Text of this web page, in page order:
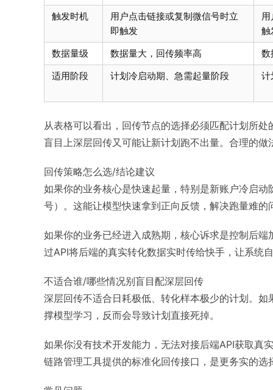
触发时机
用户点击链接或复制微信号时立
即触发
触
数据量级
数据量大，回传频率高
数
适用阶段
计划冷启动期、急需起量阶段 计
从表格可以看出，回传节点的选择必须匹配计划所
盲目上深层回传又可能让新计划跑不出量。合理的
回传策略怎么选/结论建议
如果你的业务核心是快速起量，特别是新账户冷启
号）。这能让模型快速拿到正向反馈，解决跑量难的
如果你的业务已经进入成熟期，核心诉求是控制后
过API将后端的真实转化数据实时传给快手，让系统
不适合谁/哪些情况别盲目配深层回传
深层回传不适合日耗极低、转化样本极少的计划。
撑模型学习，反而会导致计划直接死掉。
如果你没有技术开发能力，无法对接后端API获取真
链路管理工具提供的标准化回传接口，是更务实的选